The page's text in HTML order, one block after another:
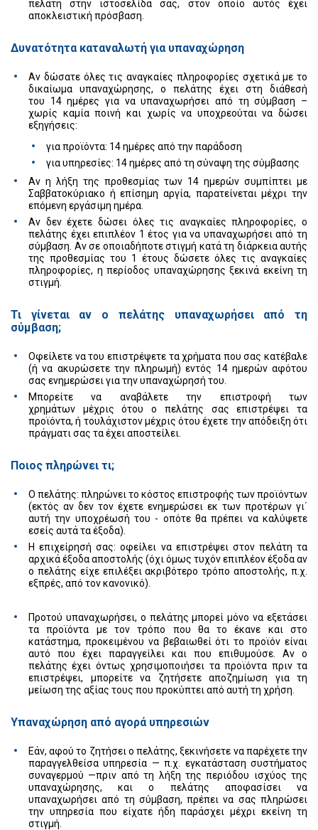
πελάτη στην ιστοσελίδα σας, στον οποίο αυτός έχει
αποκλειστική πρόσβαση.
Δυνατότητα καταναλωτή για υπαναχώρηση
Αν δώσατε όλες τις αναγκαίες πληροφορίες σχετικά με το
δικαίωμα υπαναχώρησης, ο πελάτης έχει στη διάθεσή
του 14 ημέρες για να υπαναχωρήσει από τη σύμβαση –
χωρίς καμία ποινή και χωρίς να υποχρεούται να δώσει
εξηγήσεις:
για προϊόντα: 14 ημέρες από την παράδοση
για υπηρεσίες: 14 ημέρες από τη σύναψη της σύμβασης
Αν η λήξη της προθεσμίας των 14 ημερών συμπίπτει με
Σαββατοκύριακο ή επίσημη αργία, παρατείνεται μέχρι την
επόμενη εργάσιμη ημέρα.
Αν δεν έχετε δώσει όλες τις αναγκαίες πληροφορίες, ο
πελάτης έχει επιπλέον 1 έτος για να υπαναχωρήσει από τη
σύμβαση. Αν σε οποιαδήποτε στιγμή κατά τη διάρκεια αυτής
της προθεσμίας του 1 έτους δώσετε όλες τις αναγκαίες
πληροφορίες, η περίοδος υπαναχώρησης ξεκινά εκείνη τη
στιγμή.
Τι γίνεται αν ο πελάτης υπαναχωρήσει από τη
σύμβαση;
Οφείλετε να του επιστρέψετε τα χρήματα που σας κατέβαλε
(ή να ακυρώσετε την πληρωμή) εντός 14 ημερών αφότου
σας ενημερώσει για την υπαναχώρησή του.
Μπορείτε να αναβάλετε την επιστροφή των
χρημάτων μέχρις ότου ο πελάτης σας επιστρέψει τα
προϊόντα, ή τουλάχιστον μέχρις ότου έχετε την απόδειξη ότι
πράγματι σας τα έχει αποστείλει.
Ποιος πληρώνει τι;
Ο πελάτης: πληρώνει το κόστος επιστροφής των προϊόντων
(εκτός αν δεν τον έχετε ενημερώσει εκ των προτέρων γι΄
αυτή την υποχρέωσή του - οπότε θα πρέπει να καλύψετε
εσείς αυτά τα έξοδα).
Η επιχείρησή σας: οφείλει να επιστρέψει στον πελάτη τα
αρχικά έξοδα αποστολής (όχι όμως τυχόν επιπλέον έξοδα αν
ο πελάτης είχε επιλέξει ακριβότερο τρόπο αποστολής, π.χ.
εξπρές, από τον κανονικό).
Προτού υπαναχωρήσει, ο πελάτης μπορεί μόνο να εξετάσει
τα προϊόντα με τον τρόπο που θα το έκανε και στο
κατάστημα, προκειμένου να βεβαιωθεί ότι το προϊόν είναι
αυτό που έχει παραγγείλει και που επιθυμούσε. Αν ο
πελάτης έχει όντως χρησιμοποιήσει τα προϊόντα πριν τα
επιστρέψει, μπορείτε να ζητήσετε αποζημίωση για τη
μείωση της αξίας τους που προκύπτει από αυτή τη χρήση.
Υπαναχώρηση από αγορά υπηρεσιών
Εάν, αφού το ζητήσει ο πελάτης, ξεκινήσετε να παρέχετε την
παραγγελθείσα υπηρεσία — π.χ. εγκατάσταση συστήματος
συναγερμού —πριν από τη λήξη της περιόδου ισχύος της
υπαναχώρησης, και ο πελάτης αποφασίσει να
υπαναχωρήσει από τη σύμβαση, πρέπει να σας πληρώσει
την υπηρεσία που είχατε ήδη παράσχει μέχρι εκείνη τη
στιγμή.